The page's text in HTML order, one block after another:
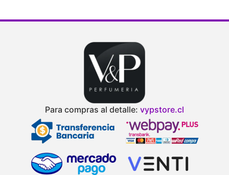
Para compras al detalle: vypstore.cl